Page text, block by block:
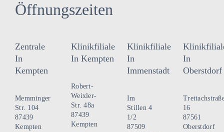
Öffnungszeiten
Zentrale
In
Kempten
Memminger
Str. 104
87439
Kempten
Klinikfiliale
In Kempten
Robert-
Weixler-
Str. 48a
87439
Kempten
Klinikfiliale
In
Immenstadt
Im
Stillen 4
1/2
87509
In
Oberstdorf
16
87561
Oberstdorf